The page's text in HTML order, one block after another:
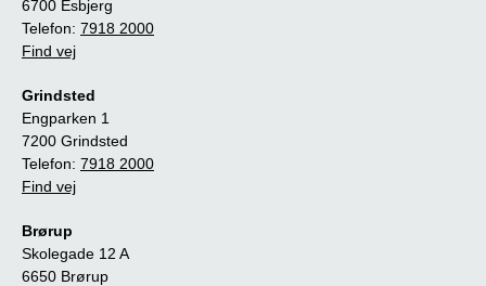
6700 Esbjerg
Telefon: 7918 2000
Find vej
Grindsted
Engparken 1
7200 Grindsted
Telefon: 7918 2000
Find vej
Brørup
Skolegade 12 A
6650 Brørup